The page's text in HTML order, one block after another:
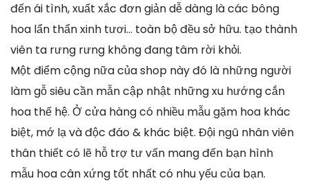
đến ái tình, xuất xắc đơn giản dễ dàng là các bông
hoa lẩn thẩn xinh tươi… toàn bộ đều sở hữu. tạo thành
viên ta rưng rưng không đang tâm rời khỏi.
Một điểm cộng nữa của shop này đó là những người
làm gỗ siêu cần mẫn cập nhật những xu hướng cắn
hoa thế hệ. Ở cửa hàng có nhiều mẫu gặm hoa khác
biệt, mớ lạ và độc đáo & khác biệt. Đội ngũ nhân viên
thân thiết có lẽ hỗ trợ tư vấn mang đến bạn hình
mẫu hoa cân xứng tốt nhất có nhu yếu của bạn.